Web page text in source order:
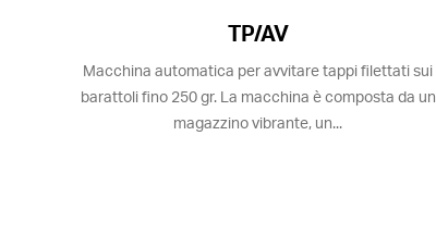
TP/AV
Macchina automatica per avvitare tappi filettati sui
barattoli fino 250 gr. La macchina è composta da un
magazzino vibrante, un...